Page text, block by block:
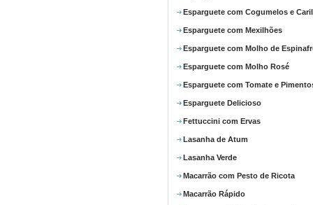
Esparguete com Cogumelos e Caril
Esparguete com Mexilhões
Esparguete com Molho de
Esparguete com Molho Rosé
Esparguete com Tomate e
Esparguete Delicioso
Fettuccini com Ervas
Lasanha de Atum
Lasanha Verde
Macarrão com Pesto de Ricota
Macarrão Rápido